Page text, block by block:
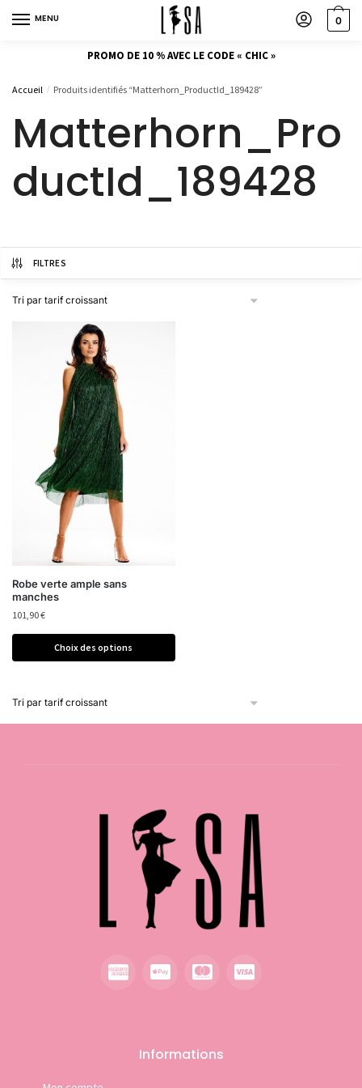
MENU 0
PROMO DE 10 % AVEC LE CODE « CHIC »
Accueil / Produits identifiés “Matterhorn_ProductId_189428”
Matterhorn_Pro
ductId_189428
FILTRES
Robe verte ample sans
manches
101,90€
Choix des options
Informations